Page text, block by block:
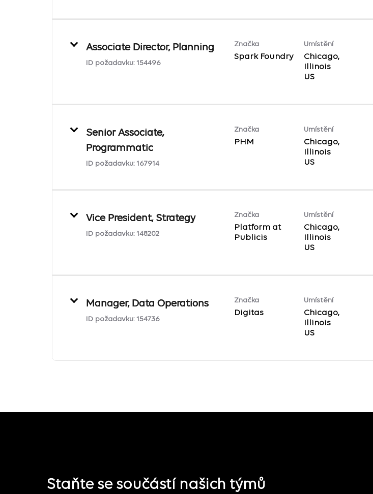
Associate Director, Planning
ID požadavku: 154496
Značka
Spark Foundry
Umístění
Chicago,
Illinois
Senior Associate,
Programmatic
ID požadavku: 167914
Značka
PHM
Umístění
Chicago,
Illinois
Vice President, Strategy
ID požadavku: 148202
Značka
Platform at
Publicis
Umístění
Chicago,
Illinois
Manager, Data Operations
ID požadavku: 154736
Značka
Digitas
Umístění
Chicago,
Illinois
Staňte se součástí našich týmů